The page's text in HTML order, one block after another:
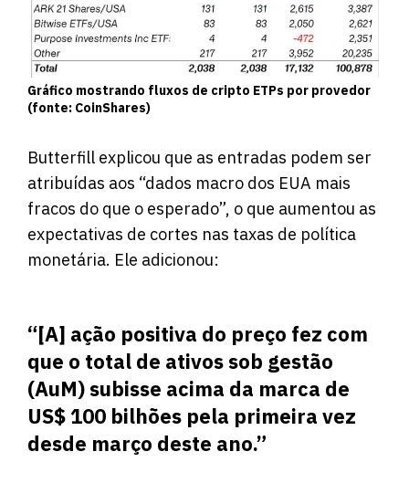
Gráfico mostrando fluxos de cripto ETPs por provedor
(fonte: CoinShares)
Butterfill explicou que as entradas podem ser
atribuídas aos “dados macro dos EUA mais
fracos do que o esperado”, o que aumentou as
expectativas de cortes nas taxas de política
monetária. Ele adicionou:
“[A] ação positiva do preço fez com
que o total de ativos sob gestão
(AuM) subisse acima da marca de
US$ 100 bilhões pela primeira vez
desde março deste ano.”